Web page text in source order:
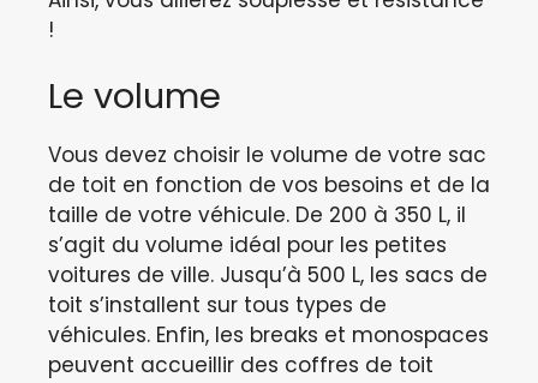
!
Le volume
Vous devez choisir le volume de votre sac
de toit en fonction de vos besoins et de la
taille de votre véhicule. De 200 à 350 L, il
s’agit du volume idéal pour les petites
voitures de ville. Jusqu’à 500 L, les sacs de
toit s’installent sur tous types de
véhicules. Enfin, les breaks et monospaces
peuvent accueillir des coffres de toit